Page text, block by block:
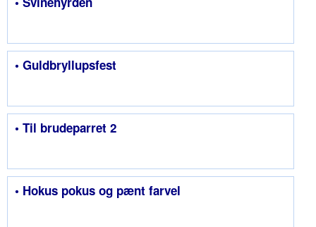
• Guldbryllupsfest
• Til brudeparret 2
• Hokus pokus og pænt farvel